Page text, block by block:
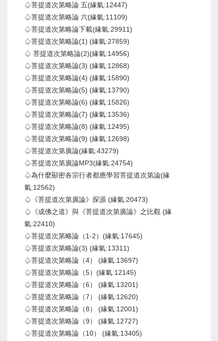
♤菩提道次第略論 五(緣氣:12447)
♤菩提道次第略論 六(緣氣:11109)
♤菩提道次第略論下載(緣氣:29911)
♤菩提道次第略論(1) (緣氣:27859)
♤ 菩提道次第略論(2)(緣氣:14956)
♤菩提道次第略論(3) (緣氣:12868)
♤菩提道次第略論(4) (緣氣:15890)
♤菩提道次第略論(5) (緣氣:13790)
♤菩提道次第略論(6) (緣氣:15826)
♤菩提道次第略論(7) (緣氣:13536)
♤菩提道次第略論(8) (緣氣:12495)
♤菩提道次第略論(9) (緣氣:12698)
♤菩提道次第廣論(緣氣:43279)
♤菩提道次第廣論MP3(緣氣:24754)
♤為什麼顯密各宗行者都應學習菩提道次第論(緣
氣:12562)
♤《菩提道次第廣論》探源 (緣氣:20473)
♤《成佛之道》與《菩提道次第廣論》之比觀 (緣
氣:22410)
♤菩提道次第略論（1-2）(緣氣:17645)
♤菩提道次第略論(3) (緣氣:13311)
♤菩提道次第略論（4） (緣氣:13697)
♤菩提道次第略論（5）(緣氣:12145)
♤菩提道次第略論（6） (緣氣:13201)
♤菩提道次第略論（7） (緣氣:12620)
♤菩提道次第略論（8） (緣氣:12001)
♤菩提道次第略論（9） (緣氣:12727)
♤菩提道次第略論（10） (緣氣:13405)